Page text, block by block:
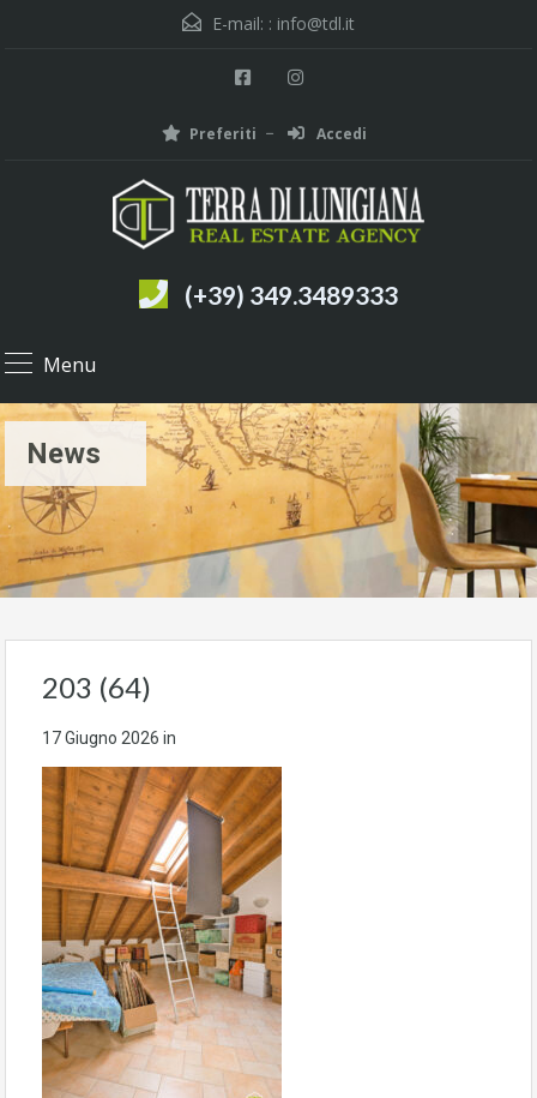
E-mail: : info@tdl.it
Preferiti Accedi
(+39) 349.3489333
Menu
News
203 (64)
17 Giugno 2026 in